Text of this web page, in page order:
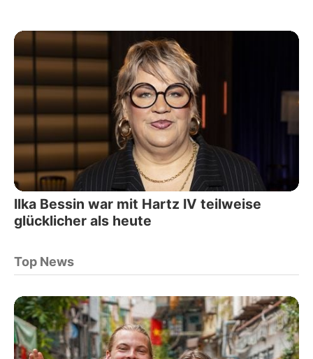
Ilka Bessin war mit Hartz IV teilweise
glücklicher als heute
Top News